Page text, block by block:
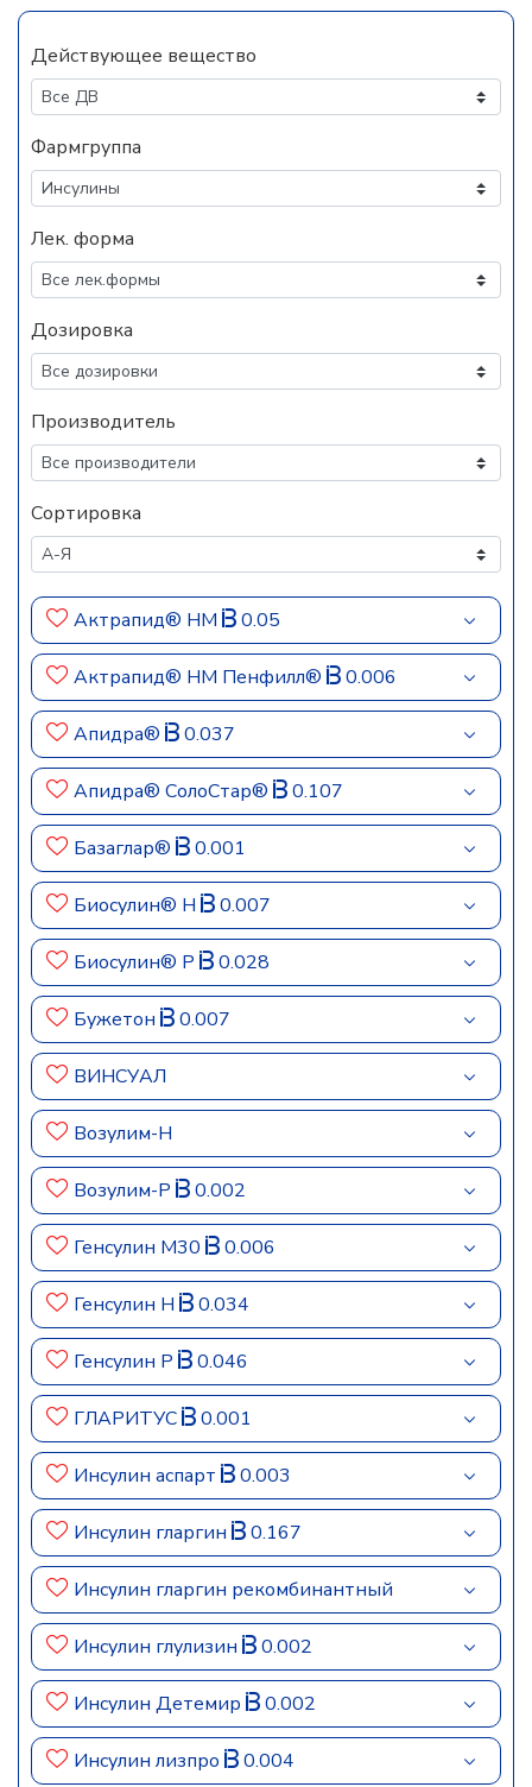
Действующее вещество
Фармгруппа
Лек. форма
Дозировка
Производитель
Сортировка
Актрапид® HM 0.05
Актрапид® HM Пенфилл® 0.006
Апидра® 0.037
Апидра® СолоСтар® 0.107
Базаглар® 0.001
Биосулин® Н 0.007
Биосулин® Р 0.028
Бужетон 0.007
ВИНСУАЛ
Возулим-Н
Возулим-Р 0.002
Генсулин М30 0.006
Генсулин Н 0.034
Генсулин Р 0.046
ГЛАРИТУС 0.001
Инсулин аспарт 0.003
Инсулин гларгин 0.167
Инсулин гларгин рекомбинантный
Инсулин глулизин 0.002
Инсулин Детемир 0.002
Инсулин лизпро 0.004